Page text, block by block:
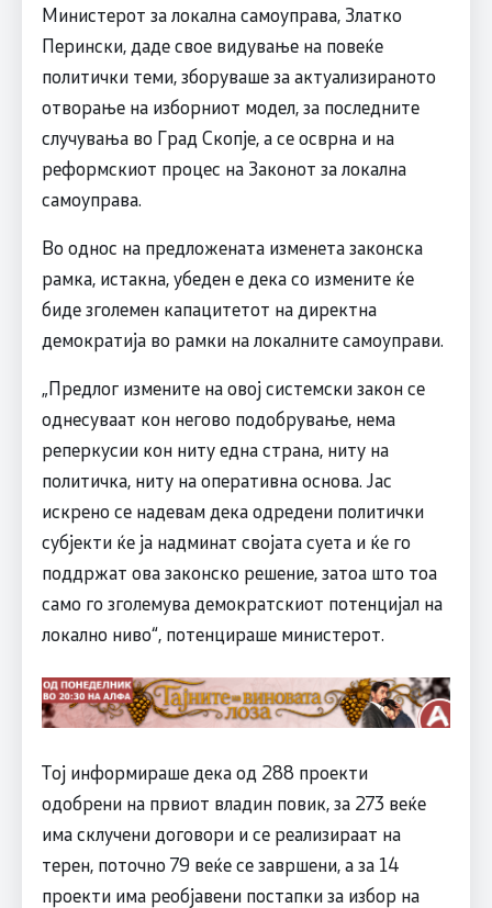
Министерот за локална самоуправа, Златко
Перински, даде свое видување на повеќе
политички теми, зборуваше за актуализираното
отворање на изборниот модел, за последните
случувања во Град Скопје, а се осврна и на
реформскиот процес на Законот за локална
самоуправа.
Во однос на предложената изменета законска
рамка, истакна, убеден е дека со измените ќе
биде зголемен капацитетот на директна
демократија во рамки на локалните самоуправи.
„Предлог измените на овој системски закон се
однесуваат кон негово подобрување, нема
реперкусии кон ниту една страна, ниту на
политичка, ниту на оперативна основа. Јас
искрено се надевам дека одредени политички
субјекти ќе ја надминат својата суета и ќе го
поддржат ова законско решение, затоа што тоа
само го зголемува демократскиот потенцијал на
локално ниво“, потенцираше министерот.
Тој информираше дека од 288 проекти
одобрени на првиот владин повик, за 273 веќе
има склучени договори и се реализираат на
терен, поточно 79 веќе се завршени, а за 14
проекти има реобјавени постапки за избор на